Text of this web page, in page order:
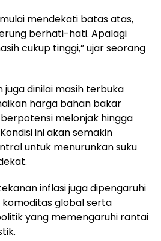
mendekati batas atas,
berhati-hati. Apalagi
cukup tinggi,” ujar seorang
juga dinilai masih terbuka
harga bahan bakar
melonjak hingga
ini akan semakin
untuk menurunkan suku
inflasi juga dipengaruhi
global serta
yang memengaruhi rantai